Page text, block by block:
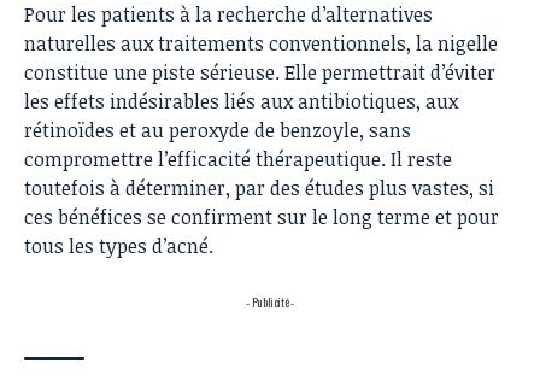
Pour les patients à la recherche d’alternatives
naturelles aux traitements conventionnels, la nigelle
constitue une piste sérieuse. Elle permettrait d’éviter
les effets indésirables liés aux antibiotiques, aux
rétinoïdes et au peroxyde de benzoyle, sans
compromettre l’efficacité thérapeutique. Il reste
toutefois à déterminer, par des études plus vastes, si
ces bénéfices se confirment sur le long terme et pour
tous les types d’acné.
- Publicité -